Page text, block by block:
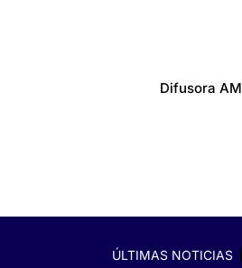
Difusora AM
ÚLTIMAS NOTICIAS